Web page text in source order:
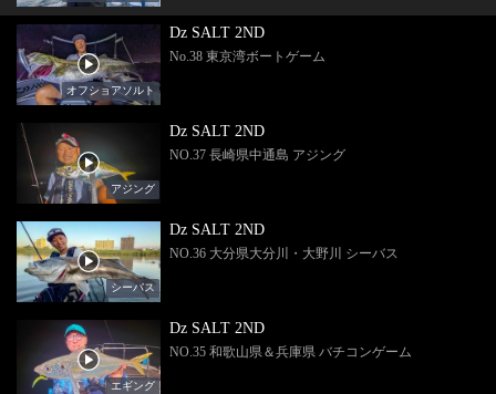
オフショアソルト
Dz SALT 2ND
No.38 東京湾ボートゲーム
アジング
Dz SALT 2ND
NO.37 長崎県中通島 アジング
シーバス
Dz SALT 2ND
NO.36 大分県大分川・大野川 シーバス
エギング
Dz SALT 2ND
NO.35 和歌山県＆兵庫県 バチコンゲーム